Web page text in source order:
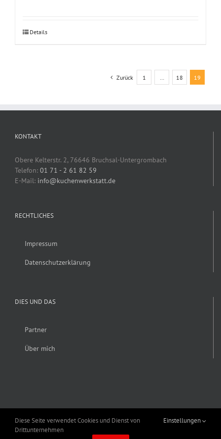
Details
Zurück 1 18 19
KONTAKT
Obere Kelterstr. 2, 76646 Bruchsal-Untergrombach
Telefon: 01 71 - 2 61 82 59
E-Mail: info@kuchenwerkstatt.de
RECHTLICHES
Impressum
Datenschutzerklärung
DIES UND DAS
Partner
Über mich
Diese Seite verwendet Cookies und Dienst von
Drittunternehmen
Einstellungen